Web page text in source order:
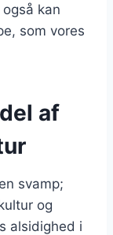
kan
som vores
af
svamp;
og
alsidighed i